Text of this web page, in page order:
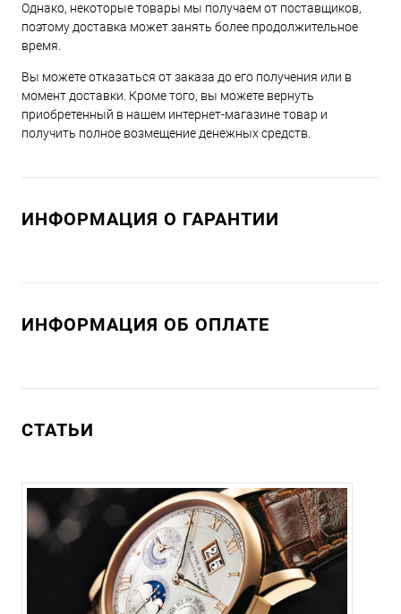
Однако, некоторые товары мы получаем от поставщиков,
поэтому доставка может занять более продолжительное
время.
Вы можете отказаться от заказа до его получения или в
момент доставки. Кроме того, вы можете вернуть
приобретенный в нашем интернет-магазине товар и
получить полное возмещение денежных средств.
ИНФОРМАЦИЯ О ГАРАНТИИ
ИНФОРМАЦИЯ ОБ ОПЛАТЕ
СТАТЬИ